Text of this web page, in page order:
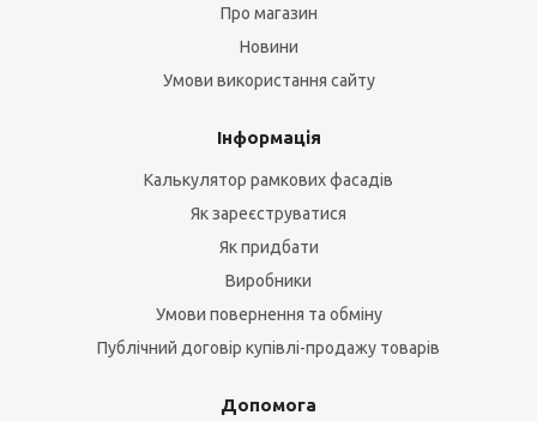
Про магазин
Новини
Умови використання сайту
Інформація
Калькулятор рамкових фасадів
Як зареєструватися
Як придбати
Виробники
Умови повернення та обміну
Публічний договір купівлі-продажу товарів
Допомога